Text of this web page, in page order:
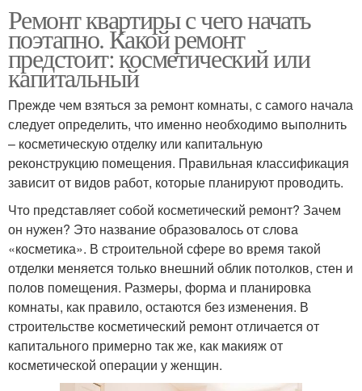
Ремонт квартиры с чего начать
поэтапно. Какой ремонт
предстоит: косметический или
капитальный
Прежде чем взяться за ремонт комнаты, с самого начала
следует определить, что именно необходимо выполнить
– косметическую отделку или капитальную
реконструкцию помещения. Правильная классификация
зависит от видов работ, которые планируют проводить.
Что представляет собой косметический ремонт? Зачем
он нужен? Это название образовалось от слова
«косметика». В строительной сфере во время такой
отделки меняется только внешний облик потолков, стен и
полов помещения. Размеры, форма и планировка
комнаты, как правило, остаются без изменения. В
строительстве косметический ремонт отличается от
капитального примерно так же, как макияж от
косметической операции у женщин.